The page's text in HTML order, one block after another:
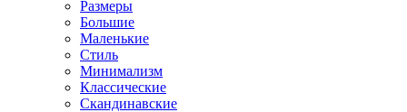
Размеры
Большие
Маленькие
Стиль
Минимализм
Классические
Скандинавские